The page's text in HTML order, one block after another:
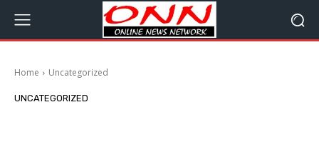
Home Uncategorized
UNCATEGORIZED